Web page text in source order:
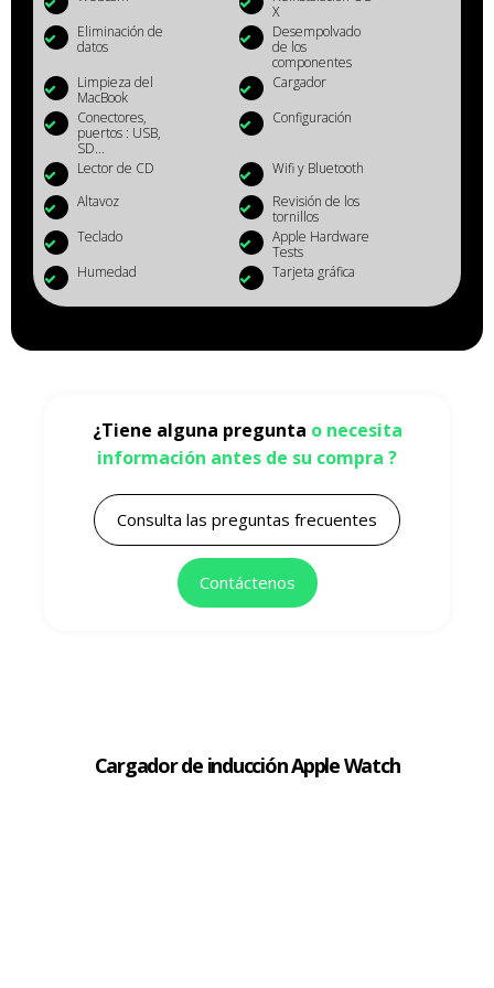
X
Eliminación de
datos
Desempolvado
de los
componentes
Limpieza del
MacBook
Cargador
Conectores,
puertos : USB,
SD...
Configuración
Lector de CD
Wifi y Bluetooth
Altavoz
Revisión de los
tornillos
Teclado
Apple Hardware
Tests
Humedad
Tarjeta gráfica
¿Tiene alguna pregunta o necesita
información antes de su compra ?
Consulta las preguntas frecuentes
Contáctenos
Cargador de inducción Apple Watch